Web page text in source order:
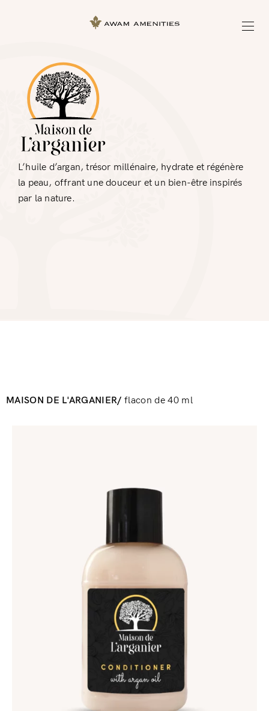
L’huile d’argan, trésor millénaire, hydrate et régénère
la peau, offrant une douceur et un bien-être inspirés
par la nature.
MAISON DE L'ARGANIER/flacon de 40 ml